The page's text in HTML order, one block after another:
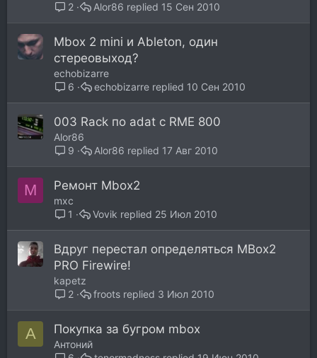
2
15 Сен 2010
Alor86
Mbox 2 mini и Ableton, один
стереовыход?
echobizarre
6
10 Сен 2010
echobizarre
003 Rack по adat с RME 800
Alor86
9
17 Авг 2010
Alor86
M Ремонт Mbox2
mxc
1
25 Июл 2010
Vovik
Вдруг перестал определяться MBox2
PRO Firewire!
kapetz
2
3 Июл 2010
froots
А Покупка за бугром mbox
Антоний